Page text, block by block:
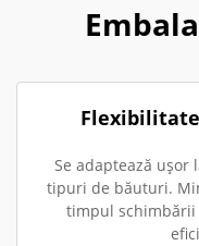
Se adaptează
tipuri de băuturi.
timpul schimbării